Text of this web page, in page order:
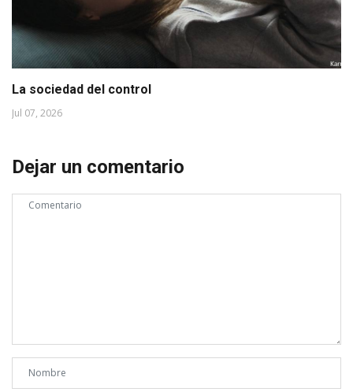
La sociedad del control
Jul 07, 2026
Dejar un comentario